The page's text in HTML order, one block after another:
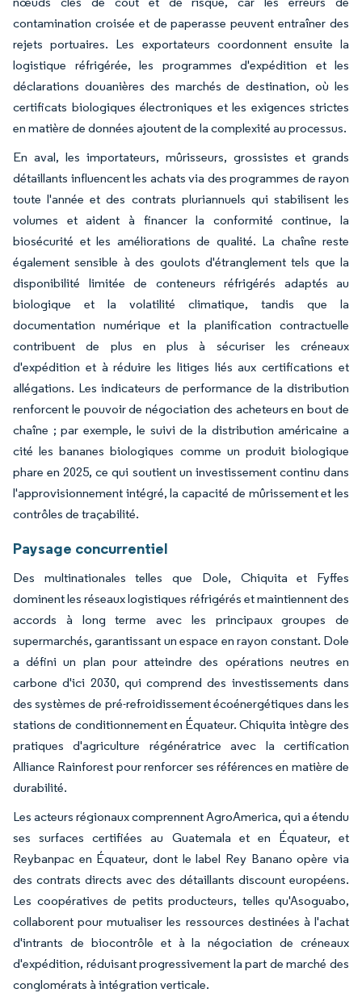
contamination croisée et de paperasse peuvent entraîner des
rejets portuaires. Les exportateurs coordonnent ensuite la
logistique réfrigérée, les programmes d'expédition et les
déclarations douanières des marchés de destination, où les
certificats biologiques électroniques et les exigences strictes
en matière de données ajoutent de la complexité au processus.
En aval, les importateurs, mûrisseurs, grossistes et grands
détaillants influencent les achats via des programmes de rayon
toute l'année et des contrats pluriannuels qui stabilisent les
volumes et aident à financer la conformité continue, la
biosécurité et les améliorations de qualité. La chaîne reste
également sensible à des goulots d'étranglement tels que la
disponibilité limitée de conteneurs réfrigérés adaptés au
biologique et la volatilité climatique, tandis que la
documentation numérique et la planification contractuelle
contribuent de plus en plus à sécuriser les créneaux
d'expédition et à réduire les litiges liés aux certifications et
allégations. Les indicateurs de performance de la distribution
renforcent le pouvoir de négociation des acheteurs en bout de
chaîne ; par exemple, le suivi de la distribution américaine a
cité les bananes biologiques comme un produit biologique
phare en 2025, ce qui soutient un investissement continu dans
l'approvisionnement intégré, la capacité de mûrissement et les
contrôles de traçabilité.
Paysage concurrentiel
Des multinationales telles que Dole, Chiquita et Fyffes
dominent les réseaux logistiques réfrigérés et maintiennent des
accords à long terme avec les principaux groupes de
supermarchés, garantissant un espace en rayon constant. Dole
a défini un plan pour atteindre des opérations neutres en
carbone d'ici 2030, qui comprend des investissements dans
des systèmes de pré-refroidissement écoénergétiques dans les
stations de conditionnement en Équateur. Chiquita intègre des
pratiques d'agriculture régénératrice avec la certification
Alliance Rainforest pour renforcer ses références en matière de
durabilité.
Les acteurs régionaux comprennent AgroAmerica, qui a étendu
ses surfaces certifiées au Guatemala et en Équateur, et
Reybanpac en Équateur, dont le label Rey Banano opère via
des contrats directs avec des détaillants discount européens.
Les coopératives de petits producteurs, telles qu'Asoguabo,
collaborent pour mutualiser les ressources destinées à l'achat
d'intrants de biocontrôle et à la négociation de créneaux
d'expédition, réduisant progressivement la part de marché des
conglomérats à intégration verticale.